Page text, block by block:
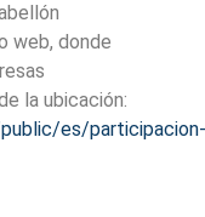
web, donde
la ubicación:
es/participacion-